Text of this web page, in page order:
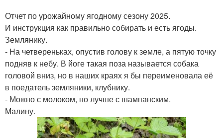
Отчет по урожайному ягодному сезону 2025.
И инструкция как правильно собирать и есть ягоды.
Землянику.
- На четвереньках, опустив голову к земле, а пятую точку
подняв к небу. В йоге такая поза называется собака
головой вниз, но в наших краях я бы переименовала её
в поедатель земляники, клубнику.
- Можно с молоком, но лучше с шампанским.
Малину.